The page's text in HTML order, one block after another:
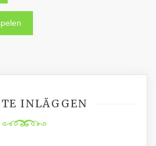
INLÄGGEN